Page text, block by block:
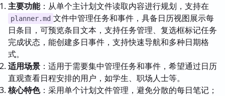
主要功能：从单个主计划文件读取内容进行规划，支持在
planner.md 文件中管理任务和事件，具备日历视图展示每
日条目，可预览条目文本，支持任务管理、复选框标记任务
完成状态，能创建多日事件，支持快速导航和多种日期格
式。
适用场景 ：适用于需要集中管理任务和事件，希望通过日历
直观查看日程安排的用户，如学生、职场人士等。
核心特色：采用单个计划文件管理，避免分散的每日笔记；